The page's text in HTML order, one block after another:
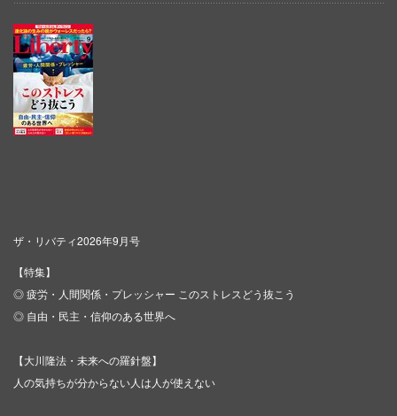
ザ・リバティ2026年9月号
【特集】
◎ 疲労・人間関係・プレッシャー このストレスどう抜こう
◎ 自由・民主・信仰のある世界へ
【大川隆法・未来への羅針盤】
人の気持ちが分からない人は人が使えない